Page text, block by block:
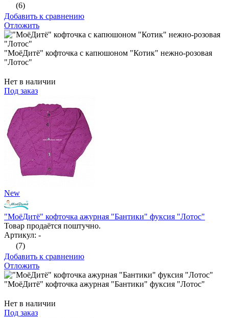
(6)
Добавить к сравнению
Отложить
"МоёДитё" кофточка с капюшоном "Котик" нежно-розовая
"Лотос"
Нет в наличии
Под заказ
New
"МоёДитё" кофточка ажурная "Бантики" фуксия "Лотос"
Товар продаётся поштучно.
Артикул: -
(7)
Добавить к сравнению
Отложить
"МоёДитё" кофточка ажурная "Бантики" фуксия "Лотос"
Нет в наличии
Под заказ